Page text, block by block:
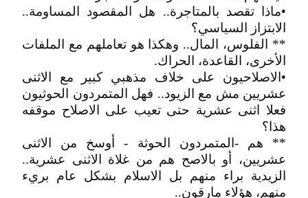
•ماذا تقصد بالمتاجرة.. هل المقصود المساومة..
الابتزاز السياسي؟
** الفلوس، المال.. وهكذا هو تعاملهم مع الملفات
الأخرى، القاعدة، الحراك.
•الاصلاحيون على خلاف مذهبي كبير مع الاثنى
عشريين مش مع الزيود.. فهل المتمردون الحوثيون
فعلا اثنى عشرية حتى تعيب على الاصلاح موقفه
هذا؟
** هم -المتمردون الحوثة - أوسخ من الاثنى
عشريين، أو بالاصح هم من غلاة الاثنى عشرية..
الزيدية براء منهم بل الاسلام بشكل عام بريء
منهم، هؤلاء مارقون..